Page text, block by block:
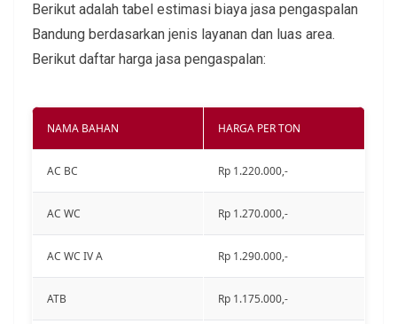
Berikut adalah tabel estimasi biaya jasa pengaspalan
Bandung berdasarkan jenis layanan dan luas area.
Berikut daftar harga jasa pengaspalan:
NAMA BAHAN HARGA PER TON
AC BC Rp 1.220.000,-
AC WC Rp 1.270.000,-
AC WC IV A Rp 1.290.000,-
ATB Rp 1.175.000,-